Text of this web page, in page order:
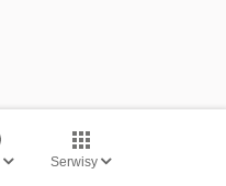
Serwisy